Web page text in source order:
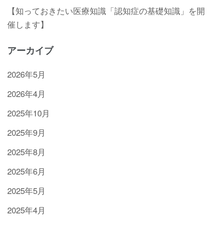
【知っておきたい医療知識「認知症の基礎知識」を開
催します】
アーカイブ
2026年5月
2026年4月
2025年10月
2025年9月
2025年8月
2025年6月
2025年5月
2025年4月